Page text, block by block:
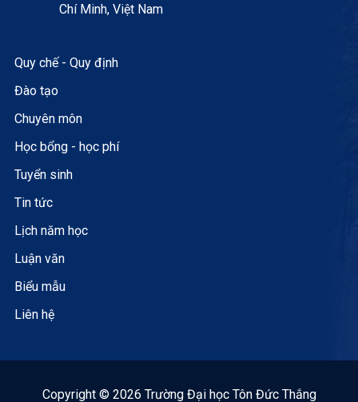
Chí Minh, Việt Nam
Quy chế - Quy định
Đào tạo
Chuyên môn
Học bổng - học phí
Tuyển sinh
Tin tức
Lịch năm học
Luận văn
Biểu mẫu
Liên hệ
Copyright © 2026 Trường Đại học Tôn Đức Thắng